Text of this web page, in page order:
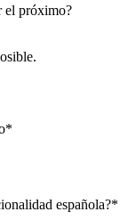
el próximo?
española?*